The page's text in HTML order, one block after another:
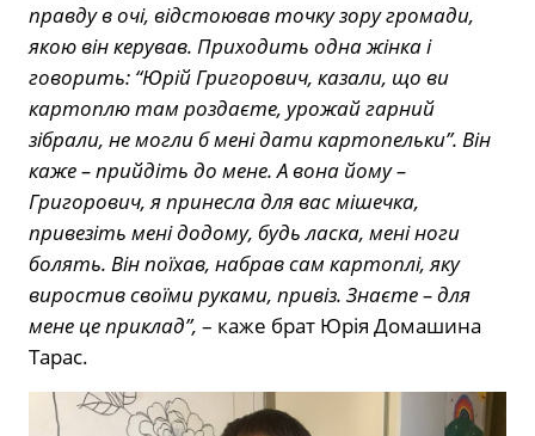
правду в очі, відстоював точку зору громади,
якою він керував. Приходить одна жінка і
говорить: “Юрій Григорович, казали, що ви
картоплю там роздаєте, урожай гарний
зібрали, не могли б мені дати картопельки”. Він
каже – прийдіть до мене. А вона йому –
Григорович, я принесла для вас мішечка,
привезіть мені додому, будь ласка, мені ноги
болять. Він поїхав, набрав сам картоплі, яку
виростив своїми руками, привіз. Знаєте – для
мене це приклад”, – каже брат Юрія Домашина
Тарас.